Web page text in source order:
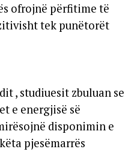
ofrojnë përfitime të
tek punëtorët
, studiuesit zbuluan se
e energjisë së
disponimin e
pjesëmarrës